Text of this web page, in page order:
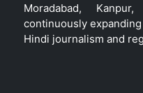
Moradabad,
continuously
Hindi journalism and